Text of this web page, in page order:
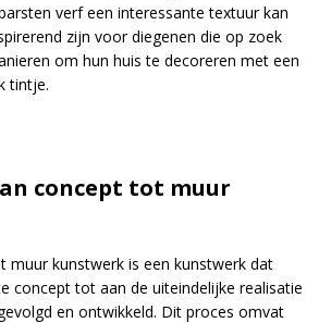
verf een interessante textuur kan
zijn voor diegenen die op zoek
om hun huis te decoreren met een
tintje.
concept tot muur
muur kunstwerk is een kunstwerk dat
concept tot aan de uiteindelijke realisatie
en ontwikkeld. Dit proces omvat